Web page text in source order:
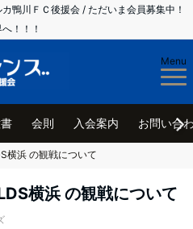
鴨川ＦＣ後援会 / ただいま会員募集中！
！！！
Menu
会則 入会案内 お問い合
横浜 の観戦について
横浜 の観戦について